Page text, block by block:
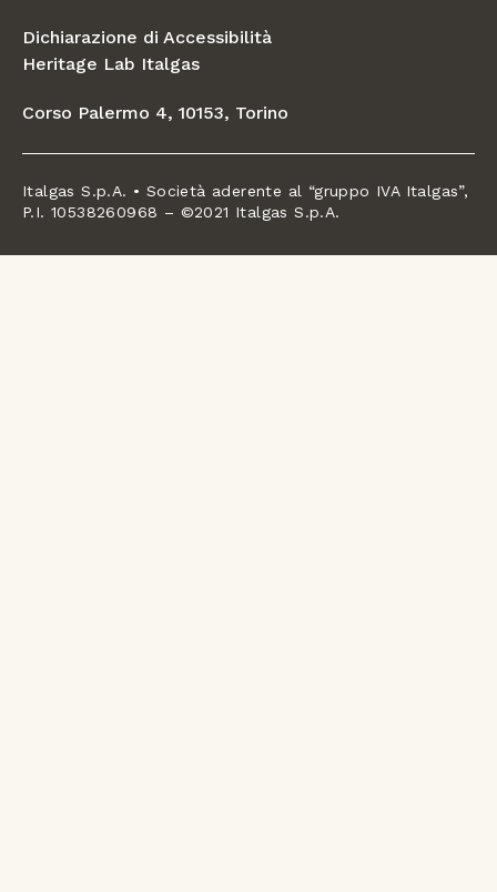
Dichiarazione di Accessibilità
Heritage Lab Italgas
Corso Palermo 4, 10153, Torino
Italgas S.p.A. • Società aderente al “gruppo IVA Italgas”,
P.I. 10538260968 – ©2021 Italgas S.p.A.